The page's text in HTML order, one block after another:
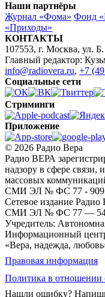
Наши партнёры
Журнал «Фома» Фонд
«Приходы»
КОНТАКТЫ
107553, г. Москва, ул.
Главный редактор:
info@radiovera.ru, +7
Социальные сети
Стриминги
Приложение
© 2026 Радио Вера
Радио ВЕРА
надзору в сфере
массовых
СМИ ЭЛ № ФС 77 -
Сетевое издание
СМИ ЭЛ № ФС 77 —
Учредитель:
Информационный
«Вера, надежда,
Правовая информация
Политика в отношении
Нашли ошибку?